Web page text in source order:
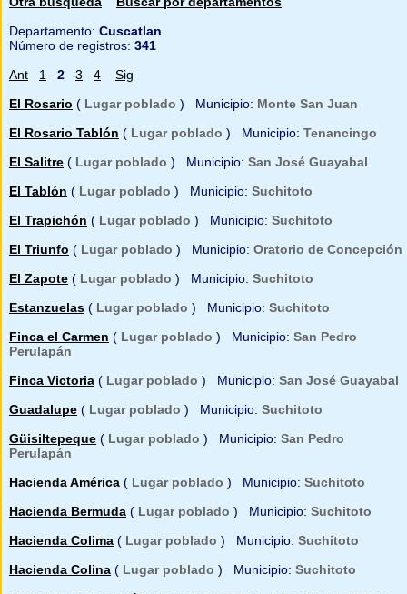
Departamento: Cuscatlan
Número de registros: 341
Ant
1 2 3 4
Sig
El Rosario ( Lugar poblado ) Municipio: Monte San Juan
El Rosario Tablón ( Lugar poblado ) Municipio: Tenancingo
El Salitre ( Lugar poblado ) Municipio: San José Guayabal
El Tablón ( Lugar poblado ) Municipio: Suchitoto
El Trapichón ( Lugar poblado ) Municipio: Suchitoto
El Triunfo ( Lugar poblado ) Municipio: Oratorio de Concepción
El Zapote ( Lugar poblado ) Municipio: Suchitoto
Estanzuelas ( Lugar poblado ) Municipio: Suchitoto
Finca el Carmen ( Lugar poblado ) Municipio: San Pedro
Perulapán
Finca Victoria ( Lugar poblado ) Municipio: San José Guayabal
Guadalupe ( Lugar poblado ) Municipio: Suchitoto
Güisiltepeque ( Lugar poblado ) Municipio: San Pedro
Perulapán
Hacienda América ( Lugar poblado ) Municipio: Suchitoto
Hacienda Bermuda ( Lugar poblado ) Municipio: Suchitoto
Hacienda Colima ( Lugar poblado ) Municipio: Suchitoto
Hacienda Colina ( Lugar poblado ) Municipio: Suchitoto